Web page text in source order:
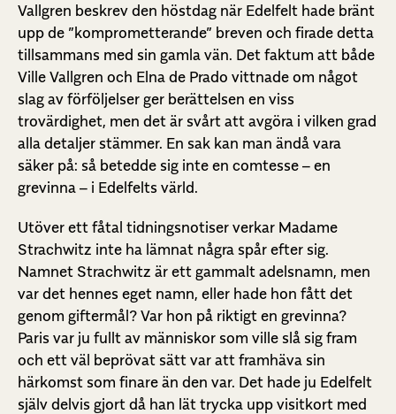
Vallgren beskrev den höstdag när Edelfelt hade bränt
upp de ”komprometterande” breven och firade detta
tillsammans med sin gamla vän. Det faktum att både
Ville Vallgren och Elna de Prado vittnade om något
slag av förföljelser ger berättelsen en viss
trovärdighet, men det är svårt att avgöra i vilken grad
alla detaljer stämmer. En sak kan man ändå vara
säker på: så betedde sig inte en comtesse – en
grevinna – i Edelfelts värld.
Utöver ett fåtal tidningsnotiser verkar Madame
Strachwitz inte ha lämnat några spår efter sig.
Namnet Strachwitz är ett gammalt adelsnamn, men
var det hennes eget namn, eller hade hon fått det
genom giftermål? Var hon på riktigt en grevinna?
Paris var ju fullt av människor som ville slå sig fram
och ett väl beprövat sätt var att framhäva sin
härkomst som finare än den var. Det hade ju Edelfelt
själv delvis gjort då han lät trycka upp visitkort med